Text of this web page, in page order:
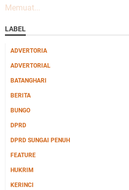
Memuat...
LABEL
ADVERTORIA
ADVERTORIAL
BATANGHARI
BERITA
BUNGO
DPRD
DPRD SUNGAI PENUH
FEATURE
HUKRIM
KERINCI